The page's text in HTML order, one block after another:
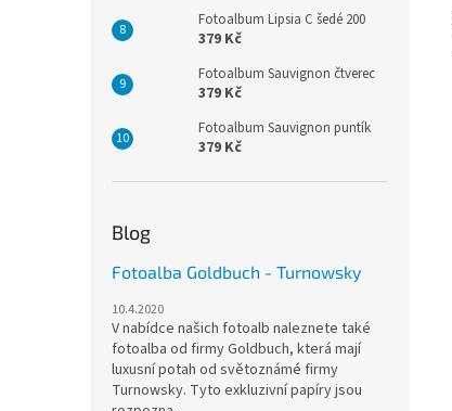
Fotoalbum Lipsia C šedé 200
379 Kč
Fotoalbum Sauvignon čtverec
379 Kč
Fotoalbum Sauvignon puntík
379 Kč
Blog
Fotoalba Goldbuch - Turnowsky
10.4.2020
V nabídce našich fotoalb naleznete také
fotoalba od firmy Goldbuch, která mají
luxusní potah od světoznámé firmy
Turnowsky. Tyto exkluzivní papíry jsou